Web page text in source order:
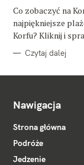
O
R
I
Co zobaczyć na
najpiękniejsze
Korfu? Kliknij i
Czytaj dalej
Nawigacja
Strona główna
Podróże
Jedzenie